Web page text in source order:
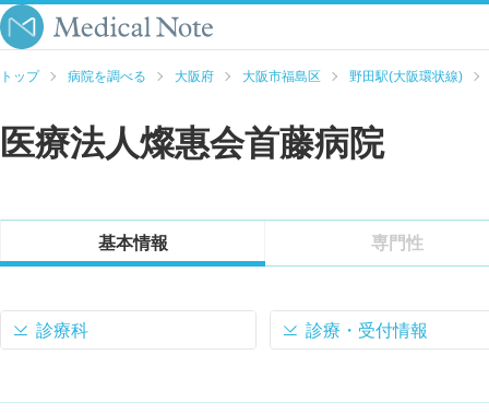
トップ 病院を調べる 大阪府 大阪市福島区 野田駅(大阪環状線)
医療法人燦惠会首藤病院
基本情報 専門性
診療科 診療・受付情報